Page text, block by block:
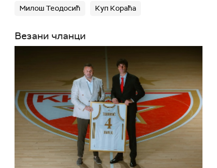
Милош Теодосић Куп Кораћа
Везани чланци